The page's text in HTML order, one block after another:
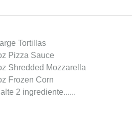
Tortillas
Pizza Sauce
Shredded Mozzarella
Frozen Corn
2 ingrediente...